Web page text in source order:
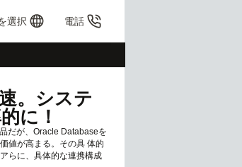
選択 電話
。システ
に！
だが、Oracle Databaseを
値が高まる。その具 体的
らに、具体的な連携構成